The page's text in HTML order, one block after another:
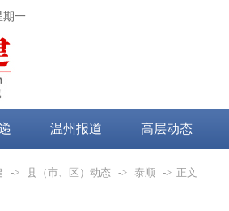
期一
温州报道 高层动态
-> 县（市、区）动态 -> 泰顺 -> 正文